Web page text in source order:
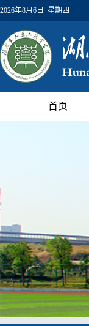
2026年8月6日 星期四
首页